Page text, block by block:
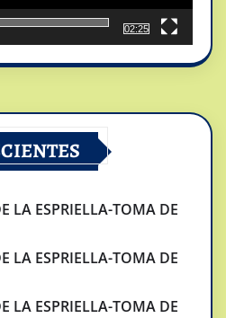
02:25
LA ESPRIELLA-TOMA DE
LA ESPRIELLA-TOMA DE
LA ESPRIELLA-TOMA DE